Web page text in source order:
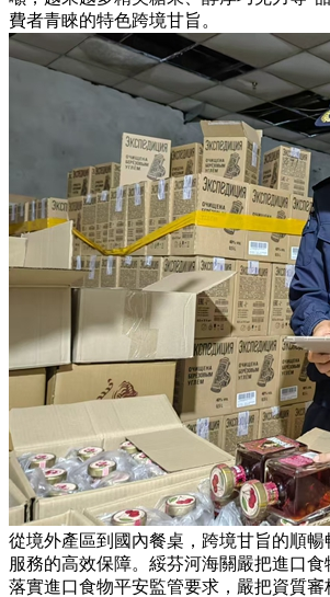
費者青睞的特色跨境甘旨。
從境外產區到國內餐桌，跨境甘旨的順
服務的高效保障。綏芬河海關嚴把進口
落實進口食物平安監管要求，嚴把資質